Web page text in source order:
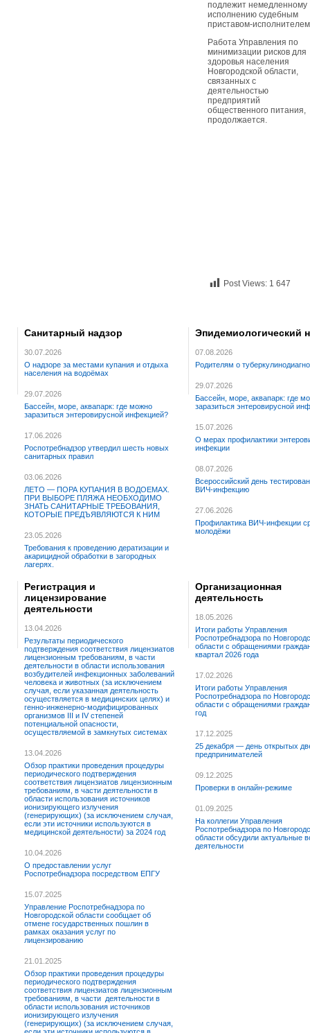
подлежит немедленному
исполнению судебным
приставом-
Работа Управления по
минимизации рисков для
здоровья населения
Новгородской области,
связанных с
деятельностью
предприятий
общественного питания,
продолжается.
Post Views: 1 647
Санитарный надзор
30.07.2026
О надзоре за местами купания и отдыха
населения на водоёмах
29.07.2026
Бассейн, море, аквапарк: где можно
заразиться энтеровирусной инфекцией?
17.06.2026
Роспотребнадзор утвердил шесть новых
санитарных правил
03.06.2026
ЛЕТО — ПОРА КУПАНИЯ В ВОДОЕМАХ.
ПРИ ВЫБОРЕ ПЛЯЖА НЕОБХОДИМО
ЗНАТЬ САНИТАРНЫЕ ТРЕБОВАНИЯ,
КОТОРЫЕ ПРЕДЪЯВЛЯЮТСЯ К НИМ
23.05.2026
Требования к проведению дератизации и
акарицидной обработки в загородных
лагерях.
Эпидемиологический
07.08.2026
Родителям о
29.07.2026
Бассейн, море, аквапарк: где
заразиться энтеровирусной
15.07.2026
О мерах профилактики
инфекции
08.07.2026
Всероссийский день
ВИЧ-инфекцию
27.06.2026
Профилактика ВИЧ-инфекции
молодёжи
Регистрация и
лицензирование
деятельности
13.04.2026
Результаты периодического
подтверждения соответствия лицензиатов
лицензионным требованиям, в части
деятельности в области использования
возбудителей инфекционных заболеваний
человека и животных (за исключением
случая, если указанная деятельность
осуществляется в медицинских целях) и
генно-инженерно-модифицированных
организмов III и IV степеней
потенциальной опасности,
осуществляемой в замкнутых системах
13.04.2026
Обзор практики проведения процедуры
периодического подтверждения
соответствия лицензиатов лицензионным
требованиям, в части деятельности в
области использования источников
ионизирующего излучения
(генерирующих) (за исключением случая,
если эти источники используются в
медицинской деятельности) за 2024 год
10.04.2026
О предоставлении услуг
Роспотребнадзора посредством ЕПГУ
15.07.2025
Управление Роспотребнадзора по
Новгородской области сообщает об
отмене государственных пошлин в
рамках оказания услуг по
лицензированию
21.01.2025
Обзор практики проведения процедуры
периодического подтверждения
соответствия лицензиатов лицензионным
требованиям, в части деятельности в
области использования источников
ионизирующего излучения
(генерирующих) (за исключением случая,
Организационная
деятельность
18.05.2026
Итоги работы Управления
Роспотребнадзора по
области с обращениями
квартал 2026 года
17.02.2026
Итоги работы Управления
Роспотребнадзора по
области с обращениями
год
17.12.2025
25 декабря — день открытых
предпринимателей
09.12.2025
Проверки в онлайн-режиме
01.09.2025
На коллегии Управления
Роспотребнадзора по
области обсудили актуальные
деятельности